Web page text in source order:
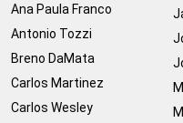
Ana Paula Franco
Antonio Tozzi
Breno DaMata
Carlos Martinez
Carlos Wesley